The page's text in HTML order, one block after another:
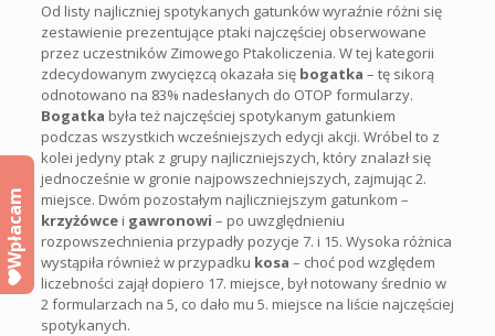
Od listy najliczniej spotykanych gatunków wyraźnie różni się
zestawienie prezentujące ptaki najczęściej obserwowane
przez uczestników Zimowego Ptakoliczenia. W tej kategorii
zdecydowanym zwycięzcą okazała siębogatka – tę sikorą
odnotowano na 83% nadesłanych do OTOP formularzy.
Bogatka była też najczęściej spotykanym gatunkiem
podczas wszystkich wcześniejszych edycji akcji. Wróbel to z
kolei jedyny ptak z grupy najliczniejszych, który znalazł się
jednocześnie w gronie najpowszechniejszych, zajmując 2.
miejsce. Dwóm pozostałym najliczniejszym gatunkom –
krzyżówcei gawronowi – po uwzględnieniu
rozpowszechnienia przypadły pozycje 7. i 15. Wysoka różnica
wystąpiła również w przypadku kosa – choć pod względem
liczebności zajął dopiero 17. miejsce, był notowany średnio w
2 formularzach na 5, co dało mu 5. miejsce na liście najczęściej
spotykanych.
Wpłacam